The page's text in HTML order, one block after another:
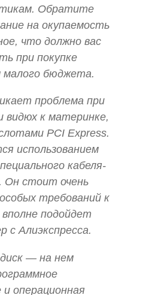
Обратите
на окупаемость
что должно вас
при покупке
малого бюджета.
проблема при
видюх к материнке,
PCI Express.
использованием
кабеля-
Он стоит очень
требований к
подойдет
с Алиэкспресса.
— на нем
и операционная